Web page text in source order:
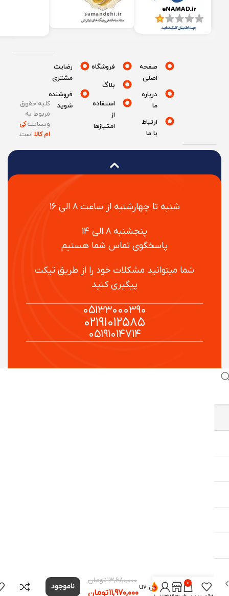
شنبه تا چهارشنبه از ساعت ۸ الی ۱۶
پنجشنبه ۸ الی ۱۴
پاسخگوی تماس شما هستیم
شما میتوانید مشکلات خود را از طریق تیکت
پیگیری کنید
۰۵۱۳۳۰۰۰۳۹۰
۰۲۱۹۱۰۱۲۵۸۵
۰۵۱۹۱۰۱۴۷۱۴
صفحه
درباره
ارتباط
فروشگاه
بلاگ
استفاده
امتیازها
رضایت
مشتری
فروشنده
شوید
کلیه حقوق
مربوط به
وبسایتکی
ام کالااست.
کننده
سینوس uv
۱۳,۶۸۰,۰۰۰تومان
۱۱,۹۷۰,۰۰۰تومان
ناموجود ۰